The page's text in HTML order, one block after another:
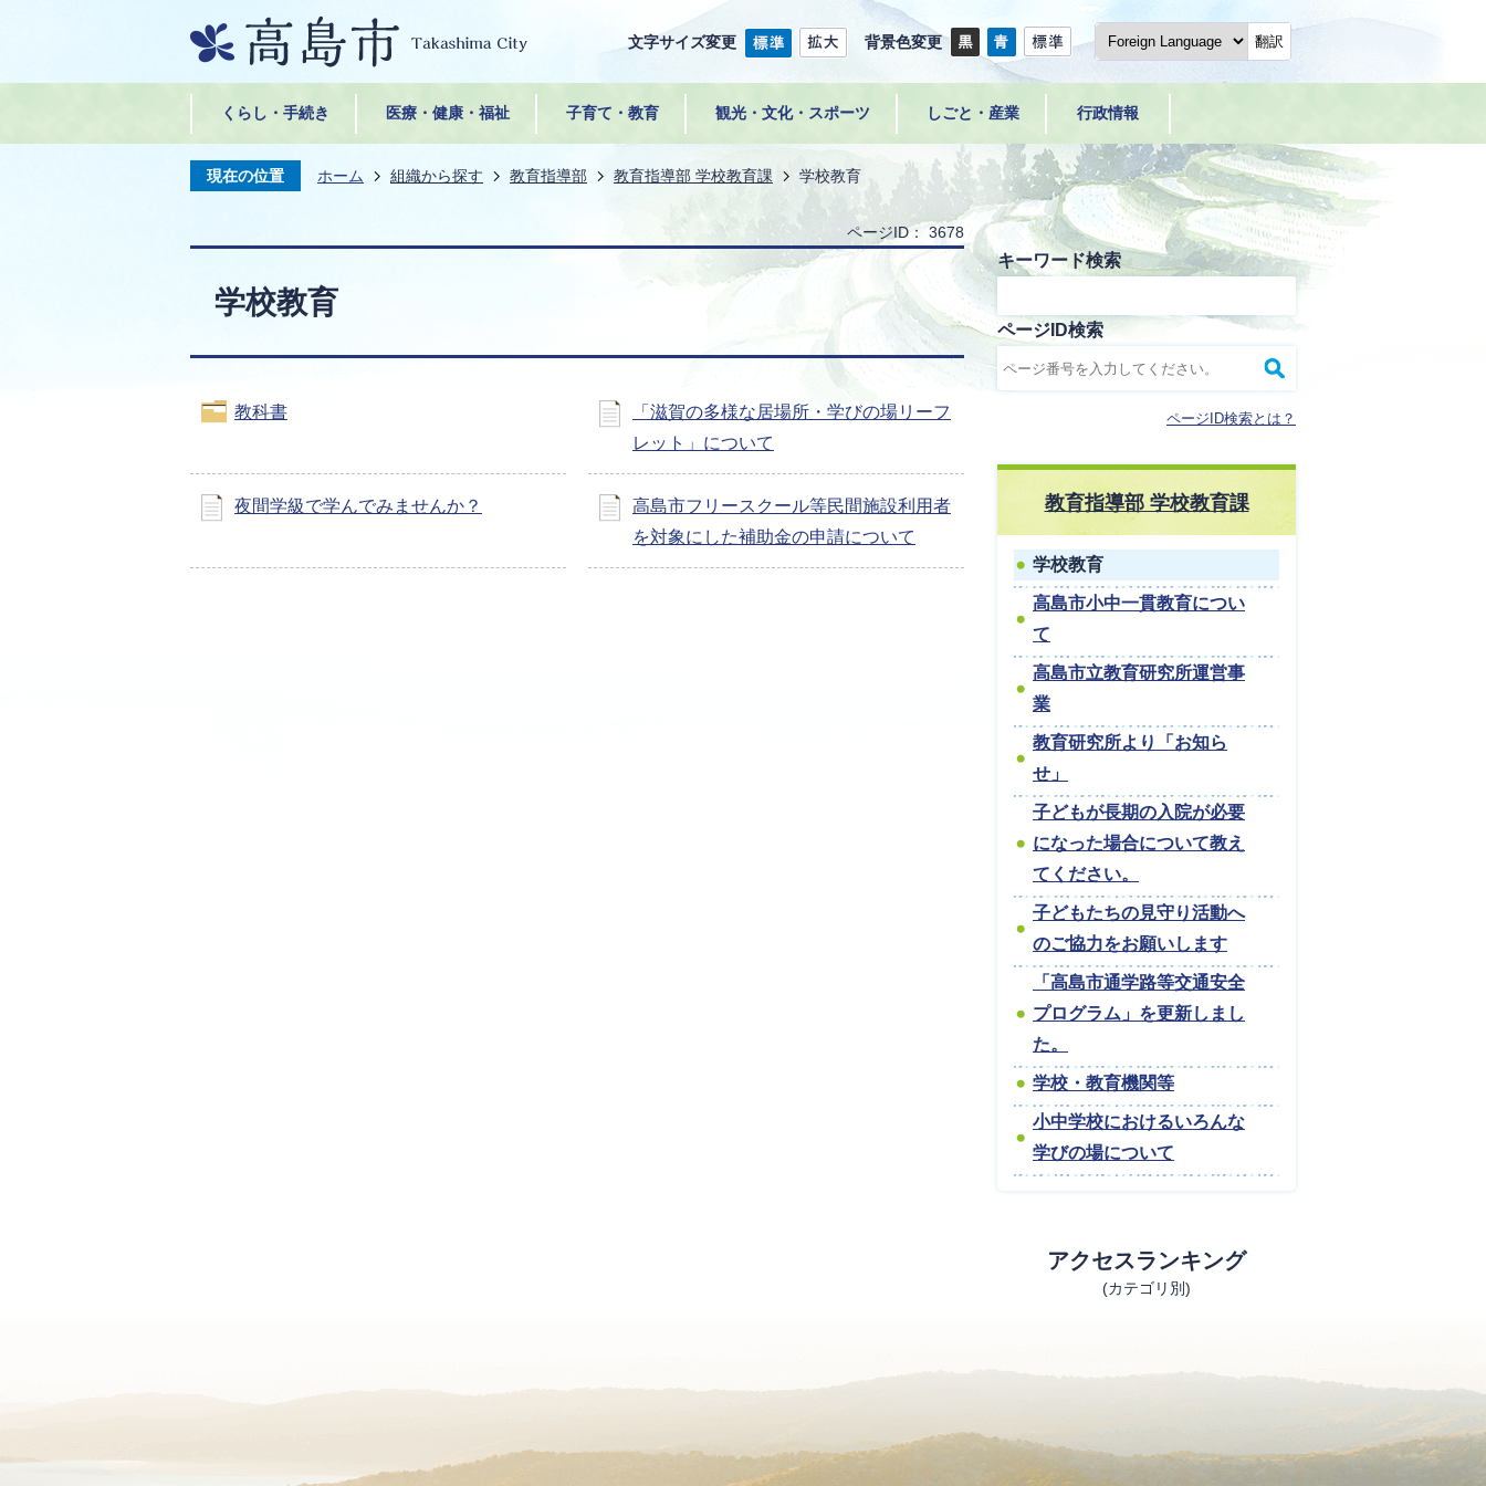
文字サイズ変更 背景色変更 翻訳
くらし・手続き 医療・健康・福祉 子育て・教育 観光・文化・スポーツ しごと・産業 行政情報
現在の位置 ホーム 組織から探す 教育指導部 教育指導部 学校教育課 学校教育
ページID： 3678
学校教育
教科書
「滋賀の多様な居場所・学びの場リーフ
レット」について
夜間学級で学んでみませんか？
高島市フリースクール等民間施設利用者
を対象にした補助金の申請について
キーワード検索
ページID検索
ページID検索とは？
教育指導部 学校教育課
学校教育
高島市小中一貫教育につい
て
高島市立教育研究所運営事
業
教育研究所より「お知ら
せ」
子どもが長期の入院が必要
になった場合について教え
てください。
子どもたちの見守り活動へ
のご協力をお願いします
「高島市通学路等交通安全
プログラム」を更新しまし
た。
学校・教育機関等
小中学校におけるいろんな
学びの場について
アクセスランキング
(カテゴリ別)